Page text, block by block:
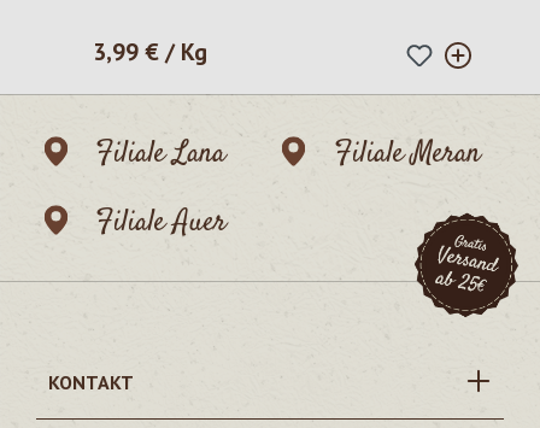
Regulärer Preis:
3,99 € / Kg
Filiale Lana
Filiale Meran
Filiale Auer
KONTAKT